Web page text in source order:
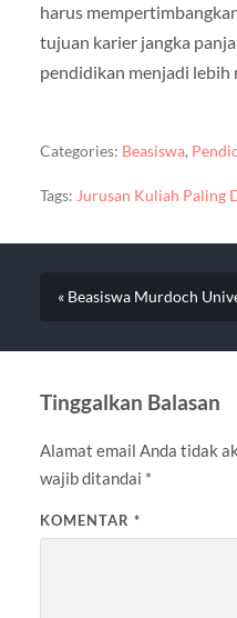
harus
tujuan karier jangka
pendidikan menjadi lebih
Categories: Beasiswa,
Tags: Jurusan Kuliah Paling
« Beasiswa Murdoch
Tinggalkan Balasan
Alamat email Anda tidak
wajib ditandai *
KOMENTAR *